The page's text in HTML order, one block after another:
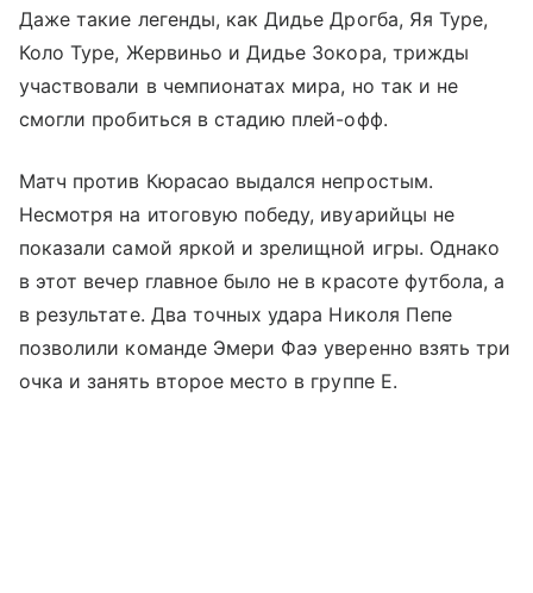
Даже такие легенды, как Дидье Дрогба, Яя Туре,
Коло Туре, Жервиньо и Дидье Зокора, трижды
участвовали в чемпионатах мира, но так и не
смогли пробиться в стадию плей-офф.
Матч против Кюрасао выдался непростым.
Несмотря на итоговую победу, ивуарийцы не
показали самой яркой и зрелищной игры. Однако
в этот вечер главное было не в красоте футбола, а
в результате. Два точных удара Николя Пепе
позволили команде Эмери Фаэ уверенно взять три
очка и занять второе место в группе E.